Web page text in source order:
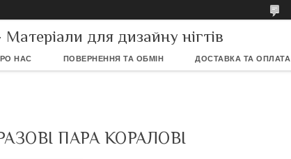
для дизайну нігтів
НАС ПОВЕРНЕННЯ ТА ОБМІН ДОСТАВКА ТА ОПЛАТА
ПАРА КОРАЛОВІ